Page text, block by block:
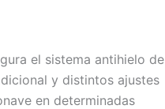
el sistema antihielo de
y distintos ajustes
en determinadas